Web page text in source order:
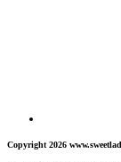
Copyright 2026